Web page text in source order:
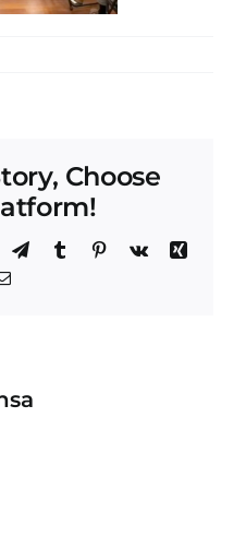
Choose
TelegramTumblrPinterest
Vk
Xing
Correo